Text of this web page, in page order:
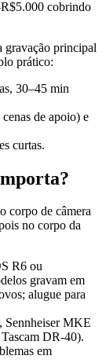
cobrindo
gravação principal
prático:
30–45 min
de apoio) e
curtas.
corpo de câmera
no corpo da
R6 ou
gravam em
alugue para
MKE
DR‑40).
em